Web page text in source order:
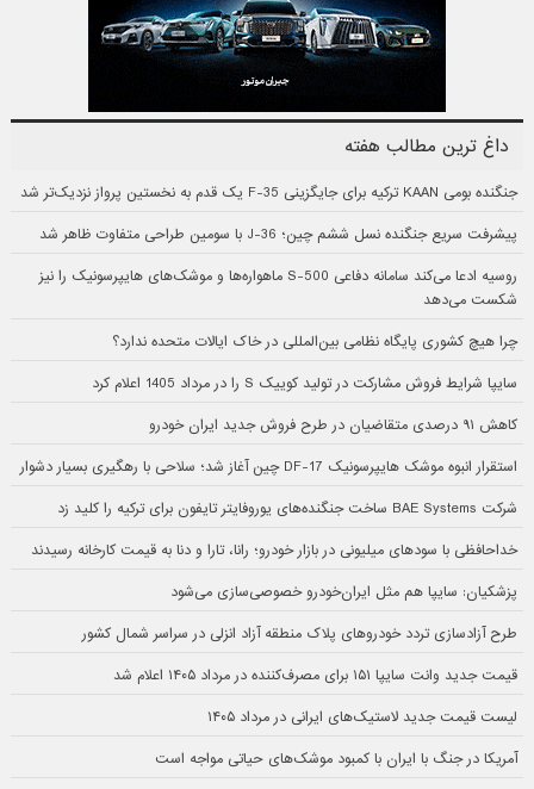
داغ ترین مطالب هفته
جنگنده بومی KAAN ترکیه برای جایگزینی F-35 یک قدم به نخستین پرواز نزدیک‌تر شد
پیشرفت سریع جنگنده نسل ششم چین؛ J-36 با سومین طراحی متفاوت ظاهر شد
روسیه ادعا می‌کند سامانه دفاعی S-500 ماهواره‌ها و موشک‌های هایپرسونیک را نیز
شکست می‌دهد
چرا هیچ کشوری پایگاه نظامی بین‌المللی در خاک ایالات متحده ندارد؟
سایپا شرایط فروش مشارکت در تولید کوییک S را در مرداد 1405 اعلام کرد
کاهش ۹۱ درصدی متقاضیان در طرح فروش جدید ایران خودرو
استقرار انبوه موشک هایپرسونیک DF-17 چین آغاز شد؛ سلاحی با رهگیری بسیار دشوار
شرکت BAE Systems ساخت جنگنده‌های یوروفایتر تایفون برای ترکیه را کلید زد
خداحافظی با سودهای میلیونی در بازار خودرو؛ رانا، تارا و دنا به قیمت کارخانه رسیدند
پزشکیان: سایپا هم مثل ایران‌خودرو خصوصی‌سازی می‌شود
طرح آزادسازی تردد خودروهای پلاک منطقه آزاد انزلی در سراسر شمال کشور
قیمت جدید وانت سایپا ۱۵۱ برای مصرف‌کننده در مرداد ۱۴۰۵ اعلام شد
لیست قیمت جدید لاستیک‌های ایرانی در مرداد ۱۴۰۵
آمریکا در جنگ با ایران با کمبود موشک‌های حیاتی مواجه است